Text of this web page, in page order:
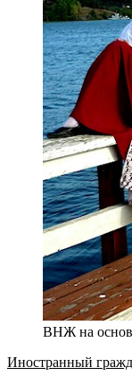
ВНЖ на
Иностранный